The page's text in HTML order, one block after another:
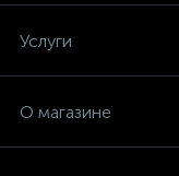
Услуги
О магазине